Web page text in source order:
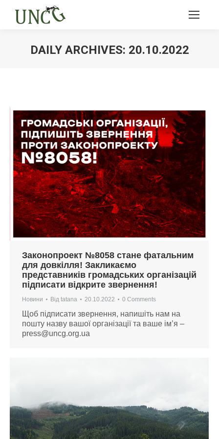
DAILY ARCHIVES: 20.10.2022
Законопроект №8058 стане фатальним
для довкілля! Закликаємо
представників громадських організацій
підписати відкрите звернення!
Новини Від tatana 20.10.2022 0 Comments
Щоб підписати звернення, напишіть нам на
пошту назву вашої організації та ваше ім’я –
press@uncg.org.ua